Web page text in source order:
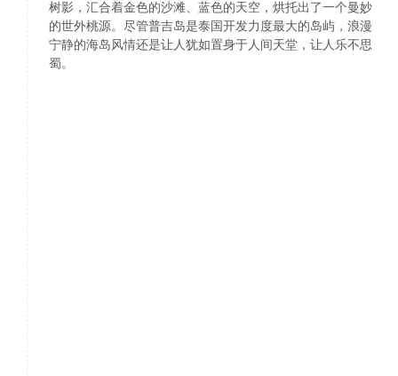
树影，汇合着金色的沙滩、蓝色的天空，烘托出了一个曼妙
的世外桃源。尽管普吉岛是泰国开发力度最大的岛屿，浪漫
宁静的海岛风情还是让人犹如置身于人间天堂，让人乐不思
蜀。